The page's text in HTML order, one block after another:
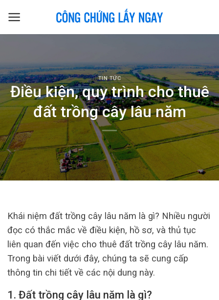
TIN TỨC
Điều kiện, quy trình cho thuê
đất trồng cây lâu năm
Khái niệm đất trồng cây lâu năm là gì? Nhiều người
đọc có thắc mắc về điều kiện, hồ sơ, và thủ tục
liên quan đến việc cho thuê đất trồng cây lâu năm.
Trong bài viết dưới đây, chúng ta sẽ cung cấp
thông tin chi tiết về các nội dung này.
1. Đất trồng cây lâu năm là gì?